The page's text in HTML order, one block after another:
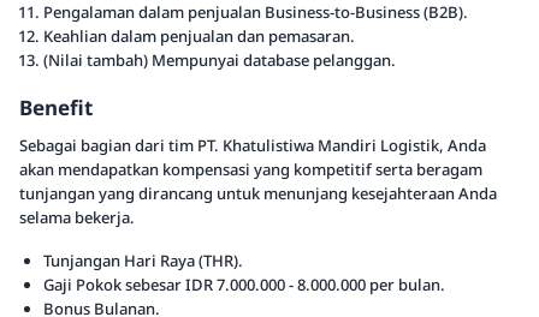
Pengalaman dalam penjualan Business-to-Business (B2B).
Keahlian dalam penjualan dan pemasaran.
(Nilai tambah) Mempunyai database pelanggan.
Benefit
Sebagai bagian dari tim PT. Khatulistiwa Mandiri Logistik, Anda
akan mendapatkan kompensasi yang kompetitif serta beragam
tunjangan yang dirancang untuk menunjang kesejahteraan Anda
selama bekerja.
Tunjangan Hari Raya (THR).
Gaji Pokok sebesar IDR 7.000.000 - 8.000.000 per bulan.
Bonus Bulanan.